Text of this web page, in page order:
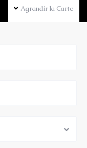
Agrandir la Carte